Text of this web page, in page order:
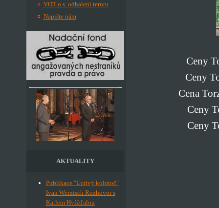
VOT o.s. odhalení teroru
Napište nám
AKTUALITY
Publikace "Uctivý kolotoč"
Ivan Wernisch Rozhovor s
Karlem Hvížďalou
Ceny
Ceny
Cena
Ceny
Ceny